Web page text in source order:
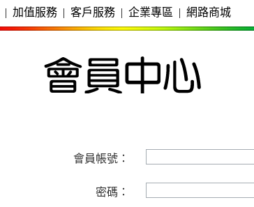
| 加值服務 | 客戶服務 | 企業專區 | 網路商城
會員帳號：
密碼：